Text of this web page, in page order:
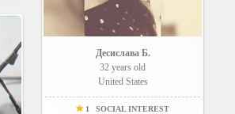
Десислава Б.
32 years old
United States
1 SOCIAL INTEREST